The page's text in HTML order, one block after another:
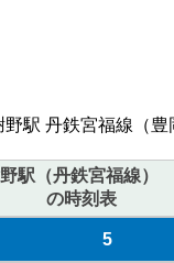
駅 丹鉄宮福線（豊
駅（丹鉄宮福線）
の時刻表
5